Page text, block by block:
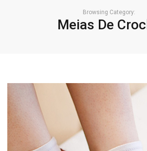
Browsing Category:
Meias De